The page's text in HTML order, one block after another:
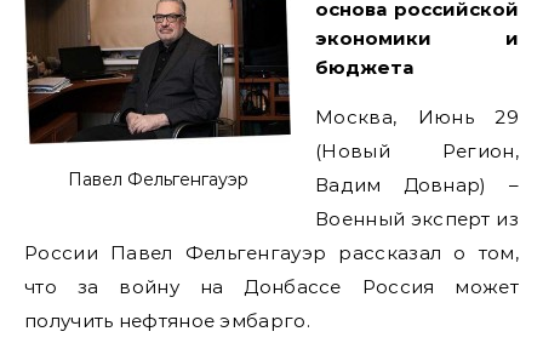
Павел Фельгенгауэр
основа российской
экономики и
бюджета
Москва, Июнь 29
(Новый Регион,
Вадим Довнар) –
Военный эксперт из
России Павел Фельгенгауэр рассказал о том,
что за войну на Донбассе Россия может
получить нефтяное эмбарго.